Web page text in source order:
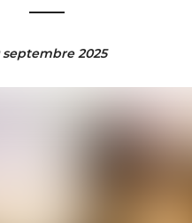
septembre 2025